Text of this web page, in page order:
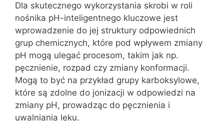
Dla skutecznego wykorzystania skrobi w roli
nośnika pH-inteligentnego kluczowe jest
wprowadzenie do jej struktury odpowiednich
grup chemicznych, które pod wpływem zmiany
pH mogą ulegać procesom, takim jak np.
pęcznienie, rozpad czy zmiany konformacji.
Mogą to być na przykład grupy karboksylowe,
które są zdolne do jonizacji w odpowiedzi na
zmiany pH, prowadząc do pęcznienia i
uwalniania leku.